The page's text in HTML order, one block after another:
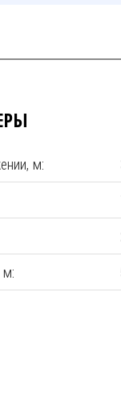
м:
м: